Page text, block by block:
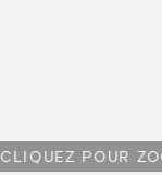
CLIQUEZ POUR